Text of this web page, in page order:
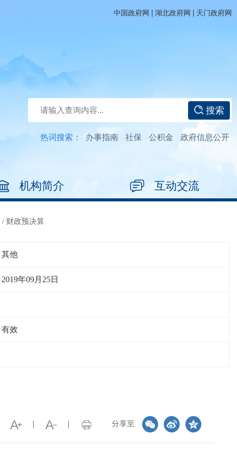
中国政府网 | 湖北政府网 | 天门政府网
搜索
热词搜索： 办事指南 社保 公积金 政府信息公开
机构简介 互动交流
/ 财政预决算
其他
2019年09月25日
有效
分享至